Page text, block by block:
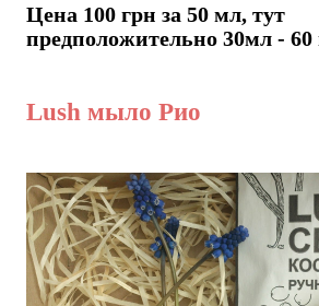
Цена 100 грн за 50 мл, тут
предположительно 30мл - 60
Lush мыло Рио